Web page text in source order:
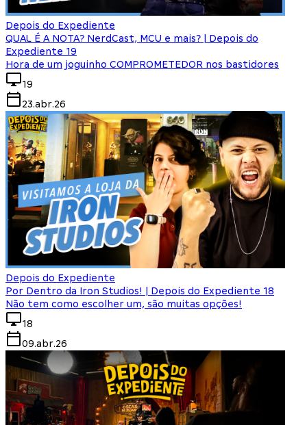
Depois do Expediente
QUAL É A NOTA? NerdCast, MCU e mais? | Depois do
Expediente 19
Hora de um joguinho COMPROMETEDOR nos bastidores
19
23.abr.26
Depois do Expediente
Por Dentro da Iron Studios! | Depois do Expediente 18
Não tem como escolher um, são muitas opções!
18
09.abr.26